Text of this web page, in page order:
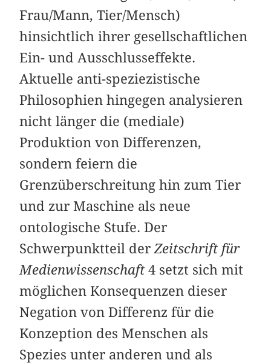
Frau/Mann, Tier/Mensch)
hinsichtlich ihrer gesellschaftlichen
Ein- und Ausschlusseffekte.
Aktuelle anti-speziezistische
Philosophien hingegen analysieren
nicht länger die (mediale)
Produktion von Differenzen,
sondern feiern die
Grenzüberschreitung hin zum Tier
und zur Maschine als neue
ontologische Stufe. Der
Schwerpunktteil derZeitschrift für
Medienwissenschaft 4 setzt sich mit
möglichen Konsequenzen dieser
Negation von Differenz für die
Konzeption des Menschen als
Spezies unter anderen und als